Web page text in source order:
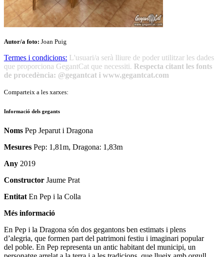
Autor/a foto: Joan Puig
Termes i condicions: L'usuari/a serà lliure de poder utilitzar les dades
que proporciona GegantCat que necessiti. Respecta citant les fonts
de procedència: @gegantcat i www.gegantcat.com
Comparteix a les xarxes:
Informació dels gegants
Noms Pep Jeparut i Dragona
Mesures Pep: 1,81m, Dragona: 1,83m
Any 2019
Constructor Jaume Prat
Entitat En Pep i la Colla
Més informació
En Pep i la Dragona són dos gegantons ben estimats i plens
d’alegria, que formen part del patrimoni festiu i imaginari popular
del poble. En Pep representa un antic habitant del municipi, un